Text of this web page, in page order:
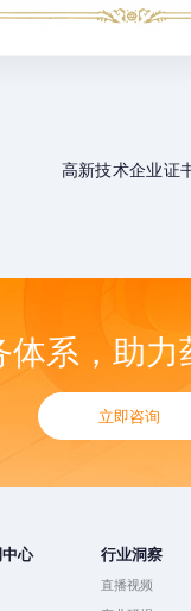
高新技术企业证
系，助
立即咨询
心 行业洞察
直播视频